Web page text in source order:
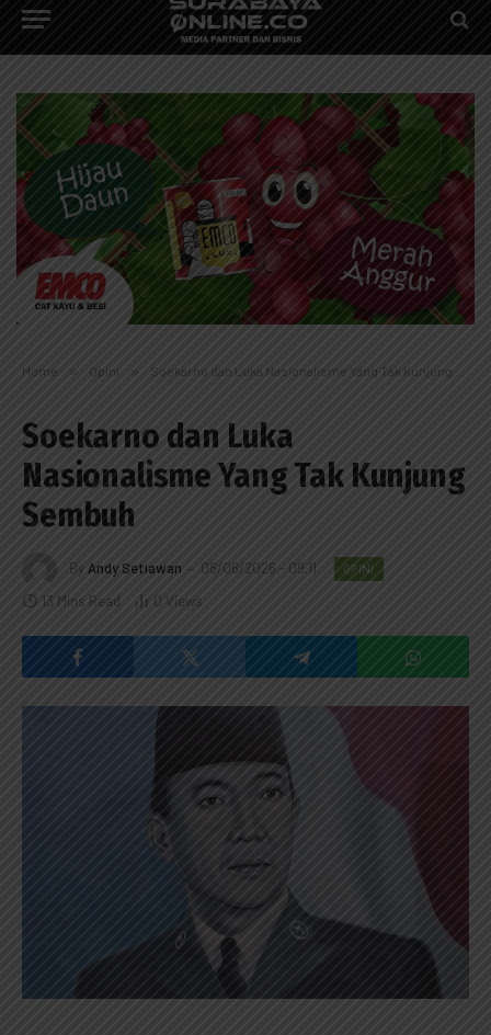
Home » Opini » Soekarno dan Luka Nasionalisme Yang Tak Kunjung Sembuh
Soekarno dan Luka
Nasionalisme Yang Tak Kunjung
Sembuh
ByAndy Setiawan 08/06/2026 - 09:11 OPINI
13 Mins Read 0 Views